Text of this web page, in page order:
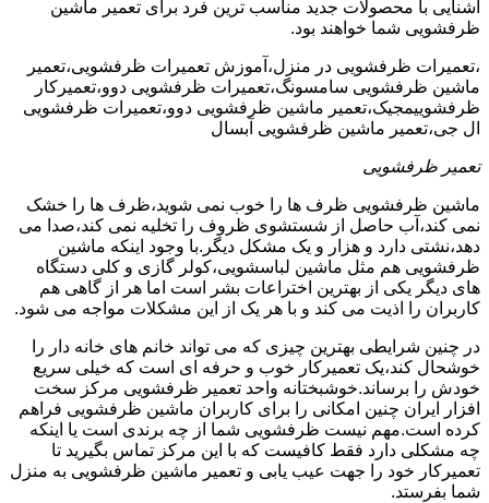
آشنایی با محصولات جدید مناسب ترین فرد برای تعمیر ماشین
ظرفشویی شما خواهند بود.
،تعمیرات ظرفشویی در منزل،آموزش تعمیرات ظرفشویی،تعمیر
ماشین ظرفشویی سامسونگ،تعمیرات ظرفشویی دوو،تعمیرکار
ظرفشوییمجیک،تعمیر ماشین ظرفشویی دوو،تعمیرات ظرفشویی
ال جی،تعمیر ماشین ظرفشویی آبسال
تعمیر ظرفشویی
ماشین ظرفشویی ظرف ها را خوب نمی شوید،ظرف ها را خشک
نمی کند،آب حاصل از شستشوی ظروف را تخلیه نمی کند،صدا می
دهد،نشتی دارد و هزار و یک مشکل دیگر.با وجود اینکه ماشین
ظرفشویی هم مثل ماشین لباسشویی،کولر گازی و کلی دستگاه
های دیگر یکی از بهترین اختراعات بشر است اما هر از گاهی هم
کاربران را اذیت می کند و با هر یک از این مشکلات مواجه می شود.
در چنین شرایطی بهترین چیزی که می تواند خانم های خانه دار را
خوشحال کند،یک تعمیرکار خوب و حرفه ای است که خیلی سریع
خودش را برساند.خوشبختانه واحد تعمیر ظرفشویی مرکز سخت
افزار ایران چنین امکانی را برای کاربران ماشین ظرفشویی فراهم
کرده است.مهم نیست ظرفشویی شما از چه برندی است یا اینکه
چه مشکلی دارد فقط کافیست که با این مرکز تماس بگیرید تا
تعمیرکار خود را جهت عیب یابی و تعمیر ماشین ظرفشویی به منزل
شما بفرستد.